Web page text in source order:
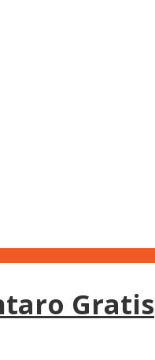
Gratis